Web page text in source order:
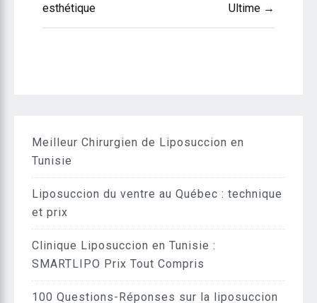
esthétique
Ultime →
Meilleur Chirurgien de Liposuccion en
Tunisie
Liposuccion du ventre au Québec : technique
et prix
Clinique Liposuccion en Tunisie :
SMARTLIPO Prix Tout Compris
100 Questions-Réponses sur la liposuccion